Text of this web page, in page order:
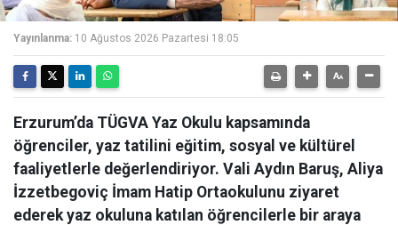
Yayınlanma: 10 Ağustos 2026 Pazartesi 18:05
Erzurum’da TÜGVA Yaz Okulu kapsamında
öğrenciler, yaz tatilini eğitim, sosyal ve kültürel
faaliyetlerle değerlendiriyor. Vali Aydın Baruş, Aliya
İzzetbegoviç İmam Hatip Ortaokulunu ziyaret
ederek yaz okuluna katılan öğrencilerle bir araya